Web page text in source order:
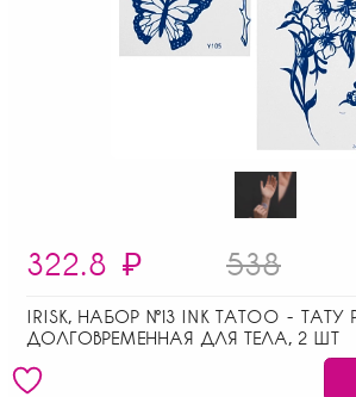
322.8 ₽ 538
IRISK, НАБОР №13 INK TATOO -
ДОЛГОВРЕМЕННАЯ ДЛЯ ТЕЛА, 2 ШТ